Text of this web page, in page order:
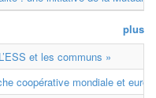
plus
et les communs »
coopérative mondiale et